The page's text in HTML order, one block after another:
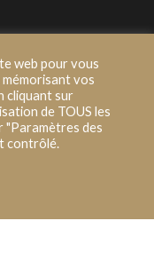
moment
|
|
web pour vous
vos
cliquant sur
de TOUS les
"Paramètres des
contrôlé.